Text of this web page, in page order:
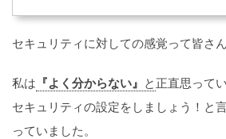
セキュリティに対しての感覚って皆さ
私は 『よく分からない』 と 正直思って
セキュリティの設定をしましょう！と
っていました。